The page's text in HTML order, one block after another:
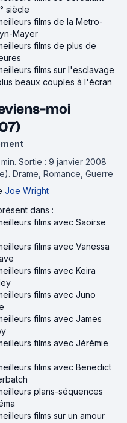
siècle
films de la Metro-
Mayer
films de plus de
films sur l'esclavage
beaux couples à l'écran
moi
. Sortie : 9 janvier 2008
Drame, Romance, Guerre
Joe Wright
dans :
films avec Saoirse
films avec Vanessa
films avec Keira
films avec Juno
films avec James
films avec Jérémie
films avec Benedict
plans-séquences
films sur un amour